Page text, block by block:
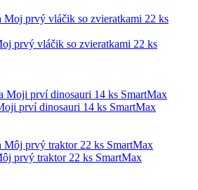
prvý vláčik so zvieratkami 22 ks
prví dinosauri 14 ks SmartMax
prvý traktor 22 ks SmartMax